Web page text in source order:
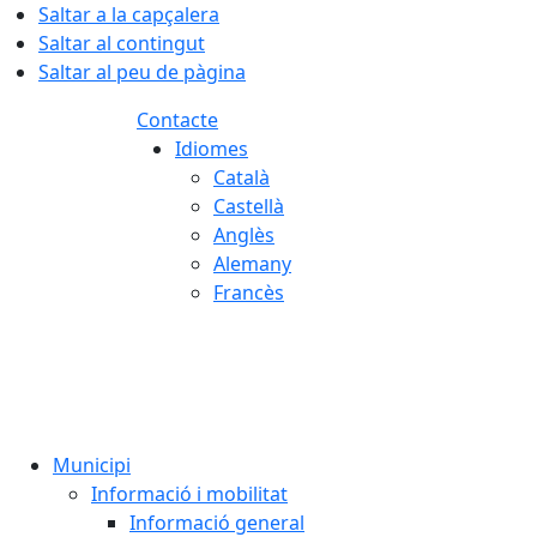
Saltar a la capçalera
Saltar al contingut
Saltar al peu de pàgina
Contacte
Idiomes
Català
Castellà
Anglès
Alemany
Francès
Municipi
Informació i mobilitat
Informació general